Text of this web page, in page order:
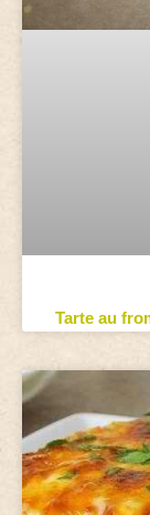
Tarte au